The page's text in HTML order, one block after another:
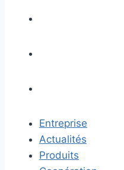
Entreprise
Actualités
Produits